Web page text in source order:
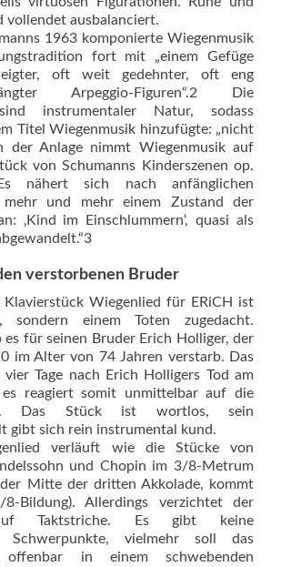
vollendet ausbalanciert.
1963 komponierte Wiegenmusik
fort mit „einem Gefüge
oft weit gedehnter, oft eng
Arpeggio-Figuren“.2 Die
ins­trumentaler Natur, sodass
Titel Wiegenmusik hinzufügte: „nicht
In der Anlage nimmt Wiegenmusik auf
von Schumanns Kinderszenen op.
nähert sich nach anfänglichen
mehr und mehr einem Zustand der
‚Kind im Einschlummern‘, quasi als
­verstorbenen Bruder
Klavierstück Wiegenlied für ERiCH ist
sondern einem Toten zugedacht.
es für seinen Bruder Erich Holliger, der
im Alter von 74 Jahren verstarb. Das
Tage nach Erich Holligers Tod am
reagiert somit unmittelbar auf die
Das Stück ist wortlos, sein
gibt sich rein ins­trumental kund.
verläuft wie die Stücke von
und Chopin im 3/8-Metrum
Mitte der dritten Akkolade, kommt
Bildung). Allerdings verzichtet der
Taktstriche. Es gibt keine
Schwerpunkte, vielmehr soll das
offenbar in einem schwebenden